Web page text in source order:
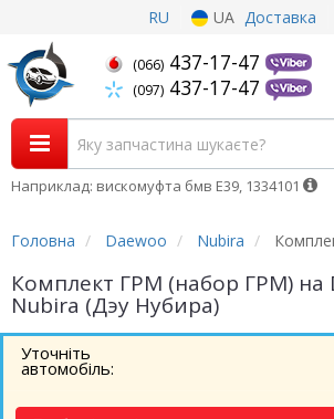
RU UA Доставка
(066) 437-17-47
(097) 437-17-47
Наприклад: вискомуфта бмв Е39, 1334101
Головна Daewoo Nubira
Комплект ГРМ (набор ГРМ) на
Nubira (Дэу Нубира)
Уточніть
автомобіль: